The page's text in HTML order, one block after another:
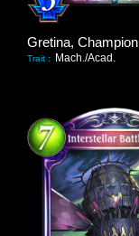
Trait : Mach./Acad.